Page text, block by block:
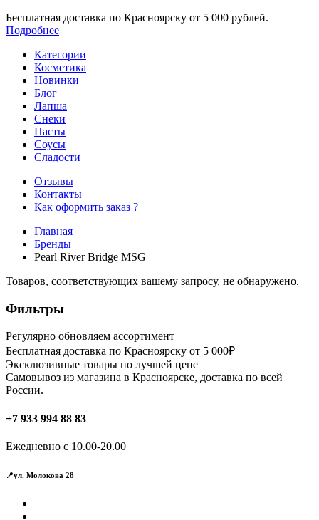
Бесплатная доставка по Красноярску от 5 000 рублей.
Подробнее
Категории
Косметика
Новинки
Блог
Лапша
Снеки
Пасты
Соусы
Сладости
Отзывы
Контакты
Как оформить заказ ?
Главная
Бренды
Pearl River Bridge MSG
Товаров, соответствующих вашему запросу, не обнаружено.
Фильтры
Регулярно обновляем ассортимент
Бесплатная доставка по Красноярску от 5 000₽
Эксклюзивные товары по лучшей цене
Самовывоз из магазина в Красноярске, доставка по всей
России.
+7 933 994 88 83
Ежедневно с 10.00-20.00
📍ул. Молокова 28